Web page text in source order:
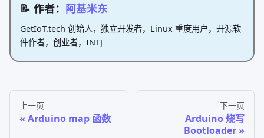
📝 作者： 阿基米东
GetIoT.tech 创始人，独立开发者，Linux 重度用户，开源软
件作者，创业者，INTJ
上一页
Arduino map 函数
下一页
Arduino 烧写
Bootloader